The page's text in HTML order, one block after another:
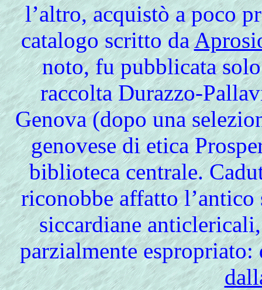
l’altro, acquistò a poco
catalogo scritto da
noto, fu pubblicata
raccolta Durazzo-
Genova (dopo una
genovese di etica
biblioteca centrale.
riconobbe affatto
siccardiane
parzialmente